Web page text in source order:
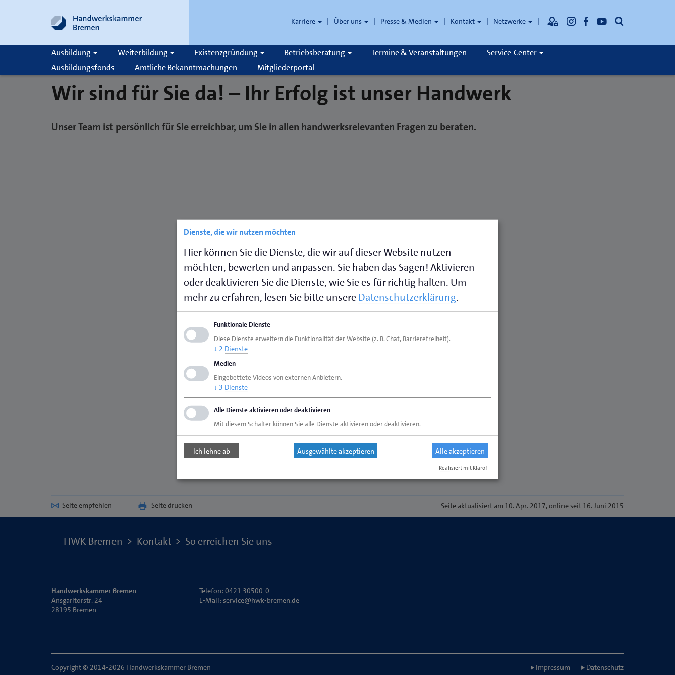
Karriere Über uns Presse & Medien Kontakt Netzwerke
Ausbildung Weiterbildung Existenzgründung Betriebsberatung Termine & Veranstaltungen
Service-Center
Ausbildungsfonds
Amtliche Bekanntmachungen Mitgliederportal
Suche
Wir sind für Sie da! – Ihr Erfolg ist unser Handwerk
Unser Team ist persönlich für Sie erreichbar, um Sie in allen handwerksrelevanten Fragen zu beraten.
Seite empfehlen Seite drucken Seiteaktualisiert am 10. Apr. 2017, online seit 16. Juni 2015
HWK Bremen Kontakt So erreichen Sie uns
Handwerkskammer Bremen
Ansgaritorstr. 24
28195 Bremen
Telefon: 0421 30500-0
E-Mail: service@hwk-bremen.de
Copyright © 2014-2026 Handwerkskammer Bremen Impressum Datenschutz
Dienste, die wir nutzen möchten
Hier können Sie die Dienste, die wir auf dieser Website nutzen
möchten, bewerten und anpassen. Sie haben das Sagen! Aktivieren
oder deaktivieren Sie die Dienste, wie Sie es für richtig halten. Um
mehr zu erfahren, lesen Sie bitte unsereDatenschutzerklärung.
Funktionale Dienste
Diese Dienste erweitern die Funktionalität der Website (z. B. Chat, Barrierefreiheit).
↓ 2 Dienste
Medien
Eingebettete Videos von externen Anbietern.
↓ 3 Dienste
Alle Dienste aktivieren oder deaktivieren
Mit diesem Schalter können Sie alle Dienste aktivieren oder deaktivieren.
Ich lehne ab Ausgewählte akzeptieren Alle akzeptieren
Realisiert mit Klaro!